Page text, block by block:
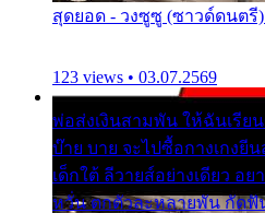
สุดยอด - วงซูซู (ซาวด์ดนตรี
123 views • 03.07.2569
พ่อส่งเงินสามพัน ให้ฉันเรี
บ๊าย บาย จะไปซื้อกางเกงยี
เด็กใต้ ลีวายส์อย่างเดียว อ
หวั่น ตกตัวละหลายพัน กัดฟั